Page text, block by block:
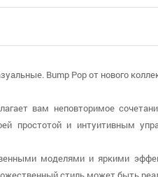
Bump Pop от нового
вам неповторимое
простотой и интуитивным
моделями и яркими